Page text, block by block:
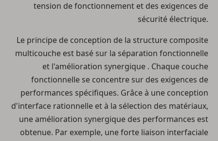
tension de fonctionnement et des exigences de
sécurité électrique.
Le principe de conception de la structure composite
multicouche est basé sur la séparation fonctionnelle
et l'amélioration synergique . Chaque couche
fonctionnelle se concentre sur des exigences de
performances spécifiques. Grâce à une conception
d'interface rationnelle et à la sélection des matériaux,
une amélioration synergique des performances est
obtenue. Par exemple, une forte liaison interfaciale